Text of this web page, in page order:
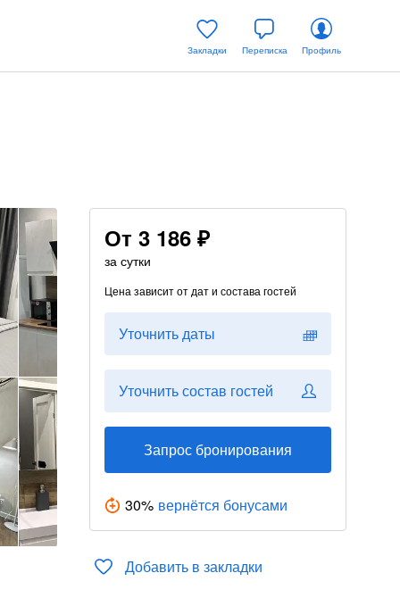
Закладки Переписка Профиль
От 3 186 ₽
за сутки
Цена зависит от дат и состава гостей
Уточнить даты
Уточнить состав гостей
Запрос бронирования
30% вернётся бонусами
Добавить в закладки